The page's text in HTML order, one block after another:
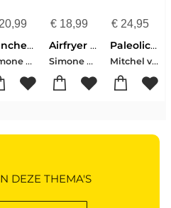
20,99
Lunchen zonder boterham - to go
Simone van der Koelen
€ 18,99
Airfryer scheurkalender 2027
Simone van der Koelen
€ 24,95
Paleolicious
Mitchel van Duuren-Simone van der Koelen
DEZE THEMA'S